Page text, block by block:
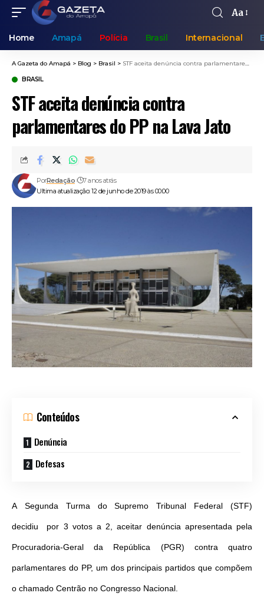
Aa
Home Amapá Polícia Brasil Internacional
A Gazeta do Amapá > Blog > Brasil > STF aceita denúncia contra parlamentares do PP na Lava Jato
BRASIL
STF aceita denúncia contra
parlamentares do PP na Lava Jato
Ultima atualização: 12 de junho de 2019 às 00:00
PorRedação 7 anos atrás
Conteúdos
Denúncia
Defesas
A Segunda Turma do Supremo Tribunal Federal (STF)
decidiu por 3 votos a 2, aceitar denúncia apresentada pela
Procuradoria-Geral da República (PGR) contra quatro
parlamentares do PP, um dos principais partidos que compõem
o chamado Centrão no Congresso Nacional.